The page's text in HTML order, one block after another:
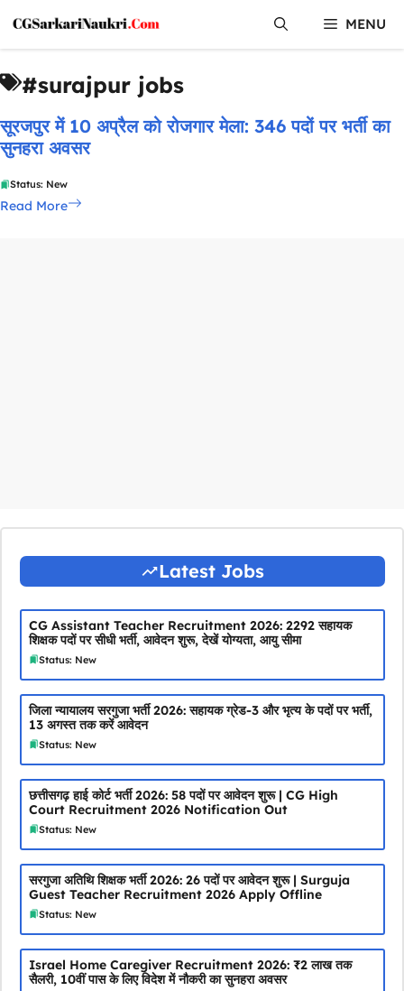
content
MENU
#surajpur jobs
सूरजपुर में 10 अप्रैल को रोजगार मेला: 346 पदों पर भर्ती का
सुनहरा अवसर
Status: New
Read More
Latest Jobs
CG Assistant Teacher Recruitment 2026: 2292 सहायक
शिक्षक पदों पर सीधी भर्ती, आवेदन शुरू, देखें योग्यता, आयु सीमा
Status: New
जिला न्यायालय सरगुजा भर्ती 2026: सहायक ग्रेड-3 और भृत्य के पदों पर भर्ती,
13 अगस्त तक करें आवेदन
Status: New
छत्तीसगढ़ हाई कोर्ट भर्ती 2026: 58 पदों पर आवेदन शुरू | CG High
Court Recruitment 2026 Notification Out
Status: New
सरगुजा अतिथि शिक्षक भर्ती 2026: 26 पदों पर आवेदन शुरू | Surguja
Guest Teacher Recruitment 2026 Apply Offline
Status: New
Israel Home Caregiver Recruitment 2026: ₹2 लाख तक
सैलरी, 10वीं पास के लिए विदेश में नौकरी का सुनहरा अवसर